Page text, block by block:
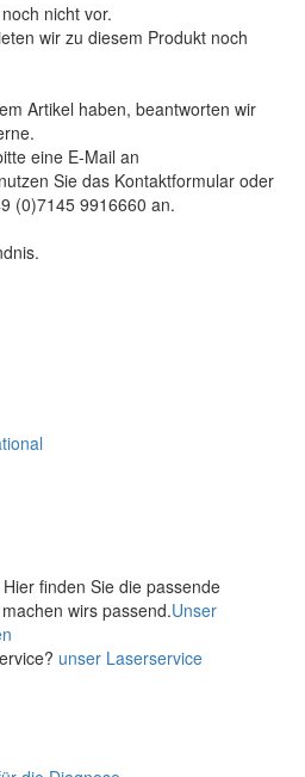
nicht vor.
wir zu diesem Produkt noch
Artikel haben, beantworten wir
eine E-Mail an
Sie das Kontaktformular oder
(0)7145 9916660 an.
finden Sie die passende
wirs passend.Unser
unser Laserservice